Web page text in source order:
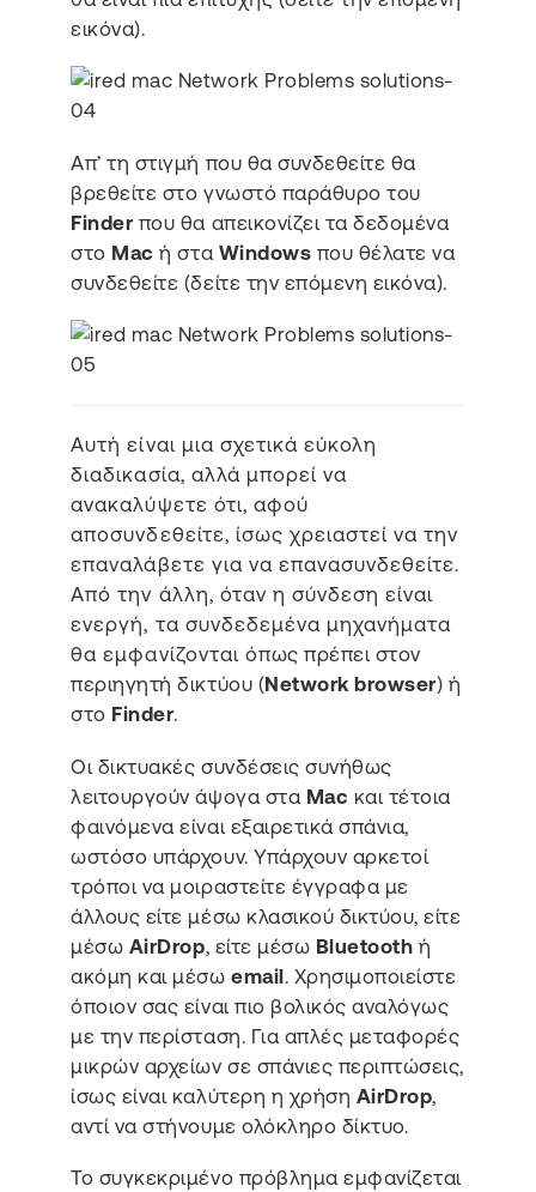
εικόνα).
Απ’ τη στιγμή που θα συνδεθείτε θα
βρεθείτε στο γνωστό παράθυρο του
Finder που θα απεικονίζει τα δεδομένα
στο Mac ή στα Windows που θέλατε να
συνδεθείτε (δείτε την επόμενη εικόνα).
Αυτή είναι μια σχετικά εύκολη
διαδικασία, αλλά μπορεί να
ανακαλύψετε ότι, αφού
αποσυνδεθείτε, ίσως χρειαστεί να την
επαναλάβετε για να επανασυνδεθείτε.
Από την άλλη, όταν η σύνδεση είναι
ενεργή, τα συνδεδεμένα μηχανήματα
θα εμφανίζονται όπως πρέπει στον
περιηγητή δικτύου (Network browser) ή
στο Finder.
Οι δικτυακές συνδέσεις συνήθως
λειτουργούν άψογα στα Mac και τέτοια
φαινόμενα είναι εξαιρετικά σπάνια,
ωστόσο υπάρχουν. Υπάρχουν αρκετοί
τρόποι να μοιραστείτε έγγραφα με
άλλους είτε μέσω κλασικού δικτύου, είτε
μέσω AirDrop, είτε μέσω Bluetooth ή
ακόμη και μέσωemail. Χρησιμοποιείστε
όποιον σας είναι πιο βολικός αναλόγως
με την περίσταση. Για απλές μεταφορές
μικρών αρχείων σε σπάνιες περιπτώσεις,
ίσως είναι καλύτερη η χρήση AirDrop,
αντί να στήνουμε ολόκληρο δίκτυο.
Το συγκεκριμένο πρόβλημα εμφανίζεται